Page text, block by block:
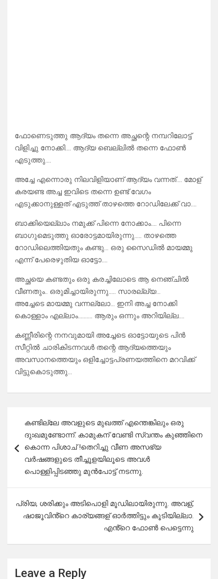
ഫോണെടുത്തു ആദ്യം തന്നെ അച്ഛന്റെ നമ്പറിലോട്ട്
വിളിച്ചു നോക്കി…. ആദ്യ ബെല്ലിൽ തന്നെ ഫോൺ
എടുത്തു….
അച്ചേ എന്നൊരു നിലവിളിയാണ് ആദ്യം വന്നത്…. മോള്
കരയണ്ട അച്ച ഇവിടെ തന്നെ ഉണ്ട് വേഗം
എടുക്കാനുള്ളത് എടുത്ത് താഴത്തെ റോഡിലേക്ക് വാ….
ബാക്കിയെല്ലാം നമുക്ക് പിന്നെ നോക്കാം…. പിന്നെ
ബാഗുമെടുത്തു ഓരോട്ടമായിരുന്നു….. താഴത്തെ
റോഡിലെത്തിയതും കണ്ടു… ഒരു സൈഡിൽ മായമ്മു
എന്ന് പേരെഴുതിയ ഓട്ടോ….
അച്ഛയെ കണ്ടതും ഒരു കരച്ചിലോടെ ആ നെഞ്ചിൽ
വീണതും.. ഒരുമിച്ചായിരുന്നു….. സാരല്ല്യ…
അച്ചേടെ മായമ്മു വന്നല്ലോ… ഇനി അച്ച നോക്കി
കൊള്ളാം എല്ലാം………. ആരും ഒന്നും അറിയില്ല….
കണ്ണീരിന്റെ നനവുമായി അച്ചേടെ ഓട്ടോയുടെ പിൻ
സീറ്റിൽ ചാരികിടന്നവൾ തന്റെ ആദ്യത്തെയും
അവസാനത്തെയും ഒളിച്ചോട്ടപ്രണയത്തിനെ മറവിക്ക്
വിട്ടുകൊടുത്തു…
navigation
കണ്ടില്ലേ അവളുടെ മുഖത്ത് എന്തെങ്കിലും ഒരു
ദുഃഖമുണ്ടോന്ന്. കാമുകന് വേണ്ടി സ്വന്തം കുഞ്ഞിനെ
കൊന്ന പിശാച് !തെറിച്ചു വീണ അസഭ്യ
വർഷങ്ങളുടെ തീച്ചൂളയിലൂടെ അവൾ
പൊള്ളിപ്പിടഞ്ഞു മുൻപോട്ട് നടന്നു.
പ്രിയ, ശരിക്കും അടിപൊളി മൂഡിലായിരുന്നു. അവള്,
ഷാജൂവിൻ്റെ കാര്യങ്ങള് ഓർത്തിട്ടും കൂടിയില്ലാ.
എൻ്റെ ഫോൺ പെട്ടെന്നു
Leave a Reply